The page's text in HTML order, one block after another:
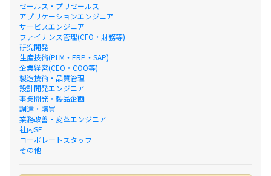
セールス・プリセールス
アプリケーションエンジニア
サービスエンジニア
ファイナンス管理(CFO・財務等)
研究開発
生産技術(PLM・ERP・SAP)
企業経営(CEO・COO等)
製造技術・品質管理
設計開発エンジニア
事業開発・製品企画
調達・購買
業務改善・変革エンジニア
社内SE
コーポレートスタッフ
その他